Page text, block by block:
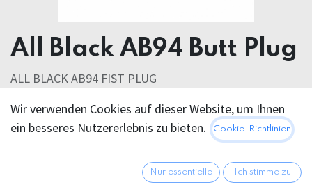
All Black AB94 Butt Plug
ALL BLACK AB94 FIST PLUG
49,95€ Alle Preise inkl. MwSt.zzgl.
Versandkosten
Wir verwenden Cookies auf dieser Website, um Ihnen
ein besseres Nutzererlebnis zu bieten.
Cookie-Richtlinien
Nur essentielle Ich stimme zu